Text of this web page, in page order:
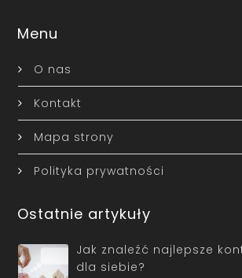
Menu
O nas
Kontakt
Mapa strony
Polityka prywatności
Ostatnie artykuły
Jak znaleźć najlepsze
dla siebie?